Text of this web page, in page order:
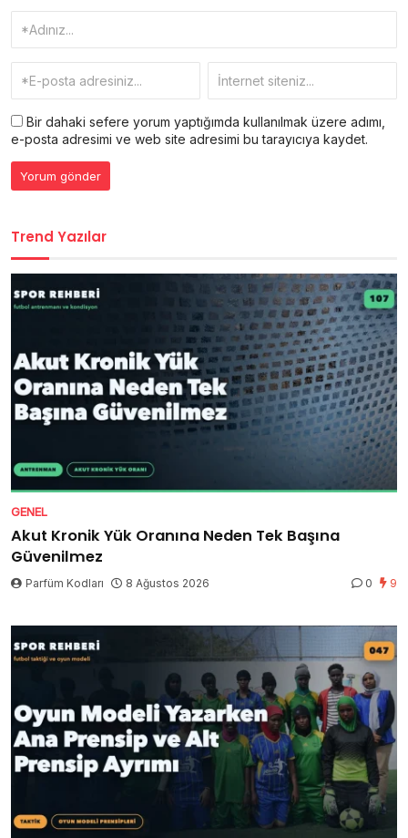
Bir dahaki sefere yorum yaptığımda kullanılmak üzere adımı,
e-posta adresimi ve web site adresimi bu tarayıcıya kaydet.
Trend Yazılar
GENEL
Akut Kronik Yük Oranına Neden Tek Başına
Güvenilmez
Parfüm Kodları 8 Ağustos 2026 0 9